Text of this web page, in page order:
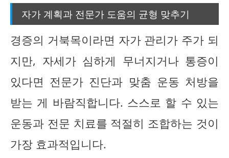
자가 계획과 전문가 도움의 균형 맞추기
경증의 거북목이라면 자가 관리가 주가 되
지만, 자세가 심하게 무너지거나 통증이
있다면 전문가 진단과 맞춤 운동 처방을
받는 게 바람직합니다. 스스로 할 수 있는
운동과 전문 치료를 적절히 조합하는 것이
가장 효과적입니다.